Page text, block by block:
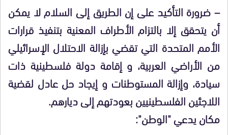
– ضرورة التأكيد على إن الطريق إلى السلام لا يمكن
أن يتحقق إلا بالتزام الأطراف المعنية بتنفيذ قرارات
الأمم المتحدة التي تقضي بإزالة الاحتلال الإسرائيلي
من الأراضي العربية، و إقامة دولة فلسطينية ذات
سيادة، وإزالة المستوطنات و إيجاد حل عادل لقضية
اللاجئين الفلسطينيين بعودتهم إلى ديارهم.
مكان يدعي "الوطن":